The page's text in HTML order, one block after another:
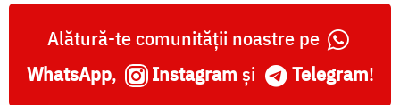
Alătură-te comunității noastre pe
WhatsApp, Instagram și Telegram!